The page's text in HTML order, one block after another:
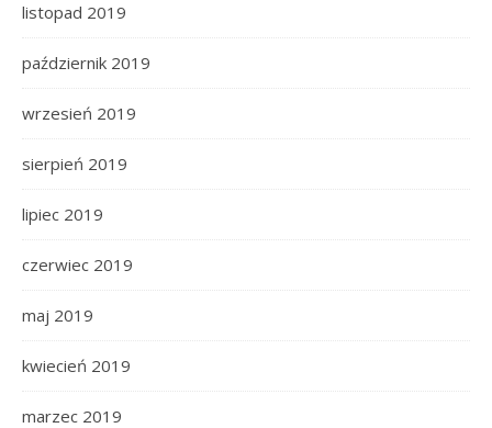
listopad 2019
październik 2019
wrzesień 2019
sierpień 2019
lipiec 2019
czerwiec 2019
maj 2019
kwiecień 2019
marzec 2019